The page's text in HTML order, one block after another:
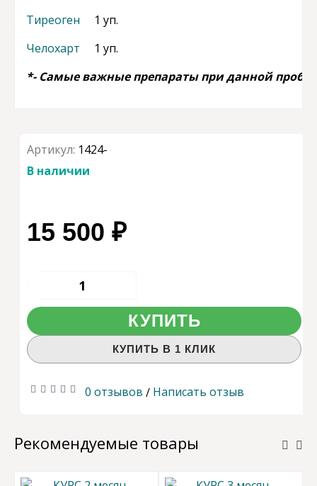
Тиреоген
1 уп.
Челохарт
1 уп.
*- Самые важные препараты при данной
Артикул: 1424-
В наличии
15 500 ₽
КУПИТЬ
КУПИТЬ В 1 КЛИК
0 отзывов / Написать отзыв
Рекомендуемые товары